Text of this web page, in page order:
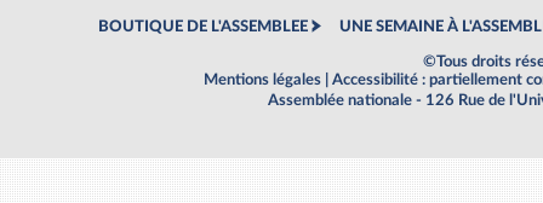
BOUTIQUE DE L'ASSEMBLEE UNE SEMAINE À
©Tous droits
Mentions légales
Accessibilité : partiellement
Assemblée nationale - 126 Rue de